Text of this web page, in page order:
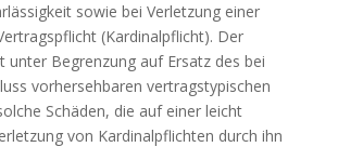
sowie bei Verletzung einer
(Kardinalpflicht). Der
unter Begrenzung auf Ersatz des bei
vorhersehbaren vertragstypischen
Schäden, die auf einer leicht
von Kardinalpflichten durch ihn